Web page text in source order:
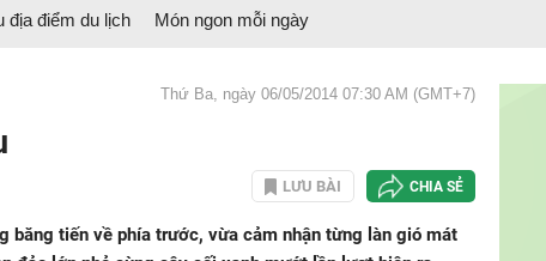
địa điểm du lịch Món ngon mỗi ngày
Thứ Ba, ngày 06/05/2014 07:30 AM (GMT+7)
LƯU BÀI CHIA SẺ
băng tiến về phía trước, vừa cảm nhận từng làn gió mát